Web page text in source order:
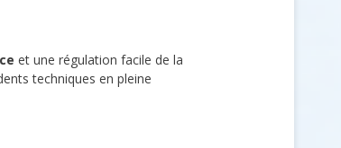
et une régulation facile de la
techniques en pleine